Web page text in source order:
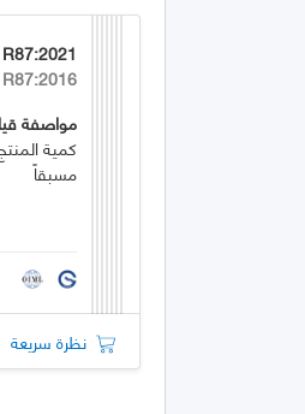
مواصفة
كمية
مسبقاً
نظرة سريعة